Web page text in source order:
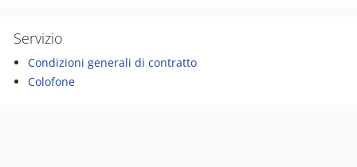
Servizio
Condizioni generali di contratto
Colofone